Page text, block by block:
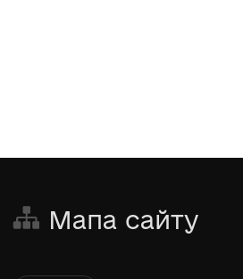
Мапа сайту